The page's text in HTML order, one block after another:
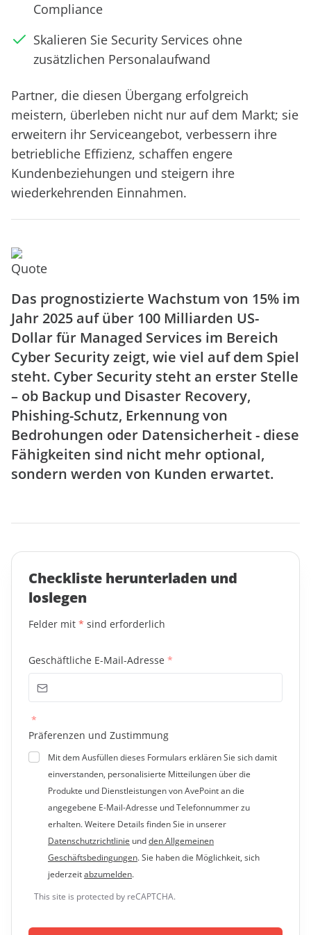
Compliance
Skalieren Sie Security Services ohne
zusätzlichen Personalaufwand
Partner, die diesen Übergang erfolgreich
meistern, überleben nicht nur auf dem Markt; sie
erweitern ihr Serviceangebot, verbessern ihre
betriebliche Effizienz, schaffen engere
Kundenbeziehungen und steigern ihre
wiederkehrenden Einnahmen.
Das prognostizierte Wachstum von 15% im
Jahr 2025 auf über 100 Milliarden US-
Dollar für Managed Services im Bereich
Cyber Security zeigt, wie viel auf dem Spiel
steht. Cyber Security steht an erster Stelle
– ob Backup und Disaster Recovery,
Phishing-Schutz, Erkennung von
Bedrohungen oder Datensicherheit - diese
Fähigkeiten sind nicht mehr optional,
sondern werden von Kunden erwartet.
Checkliste herunterladen und
loslegen
Felder mit * sind erforderlich
*
Geschäftliche E-Mail-Adresse
*
Präferenzen und Zustimmung
Mit dem Ausfüllen dieses Formulars erklären Sie sich damit
einverstanden, personalisierte Mitteilungen über die
Produkte und Dienstleistungen von AvePoint an die
angegebene E-Mail-Adresse und Telefonnummer zu
erhalten. Weitere Details finden Sie in unserer
Datenschutzrichtlinie undden Allgemeinen
Geschäftsbedingungen. Sie haben die Möglichkeit, sich
jederzeitabzumelden.
This site is protected by reCAPTCHA.